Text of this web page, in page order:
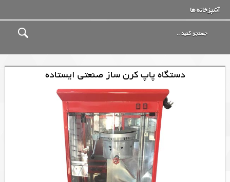
آشپزخانه ها
دستگاه پاپ کرن ساز صنعتی ایستاده